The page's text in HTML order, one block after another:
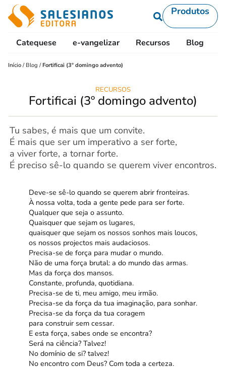
Produtos
Catequese e-vangelizar Recursos Blog
Início / Blog /Fortificai (3º domingo advento)
RECURSOS
Fortificai (3º domingo advento)
Tu sabes, é mais que um convite.
É mais que ser um imperativo a ser forte,
a viver forte, a tornar forte.
É preciso sê-lo quando se querem viver encontros.
Deve-se sê-lo quando se querem abrir fronteiras.
À nossa volta, toda a gente pede para ser forte.
Qualquer que seja o assunto.
Quaisquer que sejam os lugares,
quaisquer que sejam os nossos sonhos mais loucos,
os nossos projectos mais audaciosos.
Precisa-se de força para mudar o mundo.
Não de uma força brutal: a do mundo das armas.
Mas da força dos mansos.
Constante, profunda, quotidiana.
Precisa-se de ti, meu amigo, meu irmão.
Precisa-se da força da tua imaginação, para sonhar.
Precisa-se da força da tua coragem
para construir sem cessar.
E esta força, sabes onde se encontra?
Será na ciência? Talvez!
No domínio de si? talvez!
No encontro com Deus? Com toda a certeza.